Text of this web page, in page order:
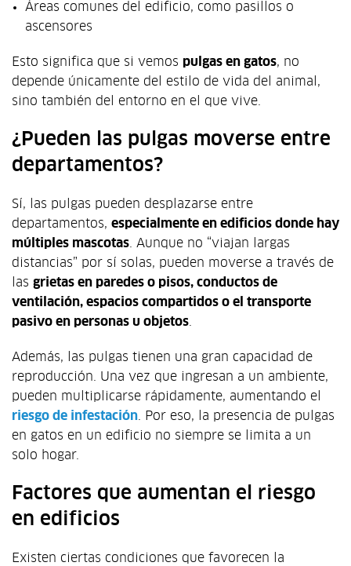
Áreas comunes del edificio, como pasillos o
ascensores
Esto significa que si vemos pulgas en gatos, no
depende únicamente del estilo de vida del animal,
sino también del entorno en el que vive.
¿Pueden las pulgas moverse entre
departamentos?
Sí, las pulgas pueden desplazarse entre
departamentos, especialmente en edificios donde hay
múltiples mascotas. Aunque no “viajan largas
distancias” por sí solas, pueden moverse a través de
las grietas en paredes o pisos, conductos de
ventilación, espacios compartidos o el transporte
pasivo en personas u objetos.
Además, las pulgas tienen una gran capacidad de
reproducción. Una vez que ingresan a un ambiente,
pueden multiplicarse rápidamente, aumentando el
riesgo de infestación. Por eso, la presencia de pulgas
en gatos en un edificio no siempre se limita a un
solo hogar.
Factores que aumentan el riesgo
en edificios
Existen ciertas condiciones que favorecen la